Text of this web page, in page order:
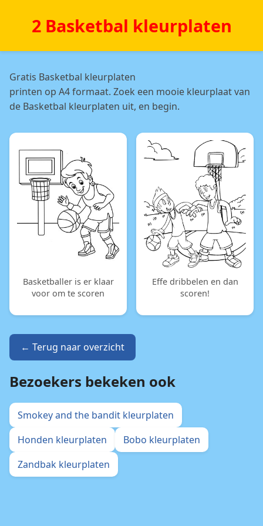
2 Basketbal kleurplaten
Gratis Basketbal kleurplaten
printen op A4 formaat. Zoek een mooie kleurplaat van
de Basketbal kleurplaten uit, en begin.
Basketballer is er klaar
voor om te scoren
Effe dribbelen en dan
scoren!
← Terug naar overzicht
Bezoekers bekeken ook
Smokey and the bandit kleurplaten
Honden kleurplaten
Bobo kleurplaten
Zandbak kleurplaten